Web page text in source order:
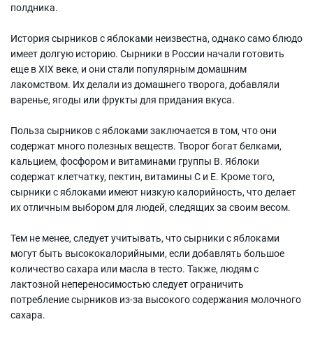
полдника.
История сырников с яблоками неизвестна, однако само блюдо
имеет долгую историю. Сырники в России начали готовить
еще в XIX веке, и они стали популярным домашним
лакомством. Их делали из домашнего творога, добавляли
варенье, ягоды или фрукты для придания вкуса.
Польза сырников с яблоками заключается в том, что они
содержат много полезных веществ. Творог богат белками,
кальцием, фосфором и витаминами группы В. Яблоки
содержат клетчатку, пектин, витамины С и Е. Кроме того,
сырники с яблоками имеют низкую калорийность, что делает
их отличным выбором для людей, следящих за своим весом.
Тем не менее, следует учитывать, что сырники с яблоками
могут быть высококалорийными, если добавлять большое
количество сахара или масла в тесто. Также, людям с
лактозной непереносимостью следует ограничить
потребление сырников из-за высокого содержания молочного
сахара.